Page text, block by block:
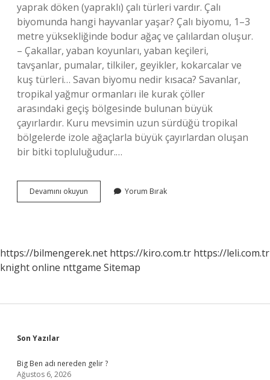
yaprak döken (yapraklı) çalı türleri vardır. Çalı
biyomunda hangi hayvanlar yaşar? Çalı biyomu, 1–3
metre yüksekliğinde bodur ağaç ve çalılardan oluşur.
– Çakallar, yaban koyunları, yaban keçileri,
tavşanlar, pumalar, tilkiler, geyikler, kokarcalar ve
kuş türleri… Savan biyomu nedir kısaca? Savanlar,
tropikal yağmur ormanları ile kurak çöller
arasındaki geçiş bölgesinde bulunan büyük
çayırlardır. Kuru mevsimin uzun sürdüğü tropikal
bölgelerde izole ağaçlarla büyük çayırlardan oluşan
bir bitki topluluğudur.…
Devamını okuyun
Hangi
Yorum Bırak
https://bilmengerek.net https://kiro.com.tr https://leli.com.tr
knight online nttgame Sitemap
Sidebar
Son Yazılar
Big Ben adı nereden gelir ?
Ağustos 6, 2026